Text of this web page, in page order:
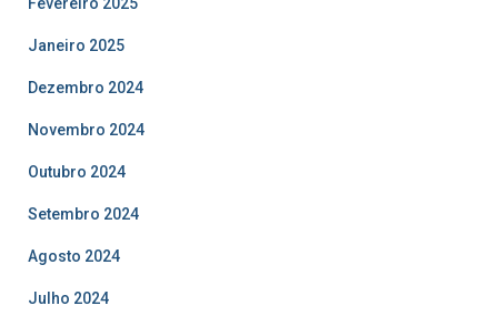
Janeiro 2025
Dezembro 2024
Novembro 2024
Outubro 2024
Setembro 2024
Agosto 2024
Julho 2024